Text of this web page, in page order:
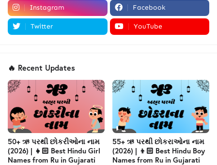
Instagram Facebook
Twitter YouTube
🔥 Recent Updates
50+ ઋ પરથી છોકરીઓના નામ
(2026) | 👧🏻 Best Hindu Girl
Names from Ru in Gujarati
55+ ઋ પરથી છોકરાઓના નામ
(2026) | 👦🏻 Best Hindu Boy
Names from Ru in Gujarati